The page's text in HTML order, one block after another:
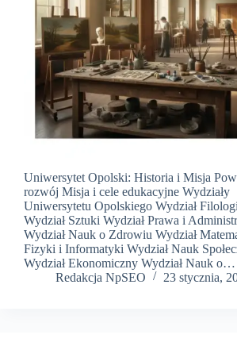
Uniwersytet Opolski: Historia i Misja
rozwój Misja i cele edukacyjne Wydziały
Uniwersytetu Opolskiego Wydział
Wydział Sztuki Wydział Prawa i
Wydział Nauk o Zdrowiu Wydział
Fizyki i Informatyki Wydział Nauk
Wydział Ekonomiczny Wydział Nauk o…
Redakcja NpSEO
23 stycznia,